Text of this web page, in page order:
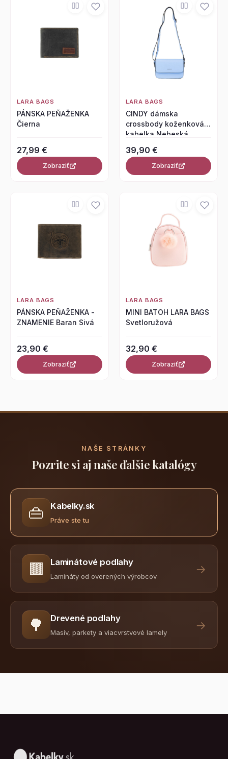
LARA BAGS
PÁNSKA PEŇAŽENKA
Čierna
27,99 €
Zobraziť
LARA BAGS
CINDY dámska
crossbody koženková
kabelka Nebeská
39,90 €
Zobraziť
LARA BAGS
PÁNSKA PEŇAŽENKA -
ZNAMENIE Baran Sivá
23,90 €
Zobraziť
LARA BAGS
MINI BATOH LARA BAGS
Svetloružová
32,90 €
Zobraziť
NAŠE STRÁNKY
Pozrite si aj naše ďalšie katalógy
👜 Kabelky.sk
Práve ste tu
🟫 Laminátové podlahy
Lamináty od overených výrobcov
→
🌳 Drevené podlahy
Masív, parkety a viacvrstvové lamely
→